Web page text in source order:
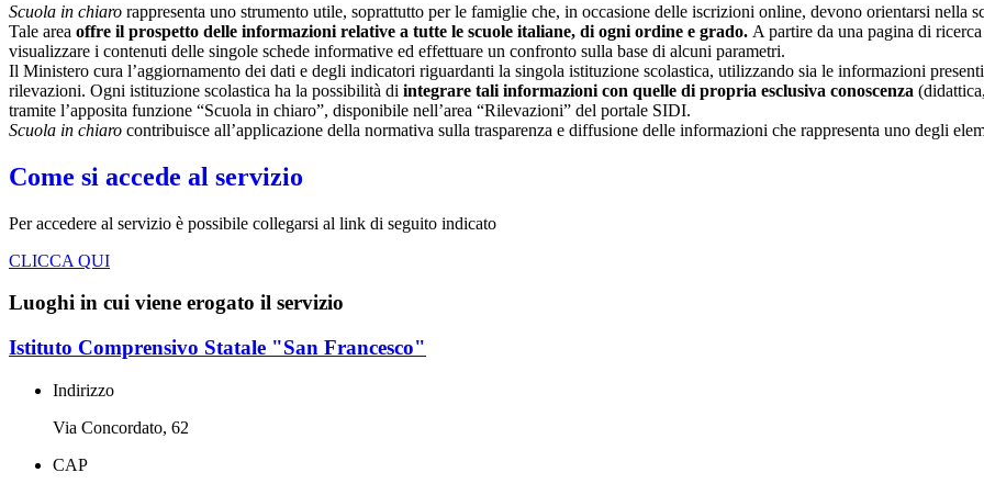
Scuola in chiaro rappresenta uno strumento utile, soprattutto per le famiglie che, in occasione delle iscrizioni online, devono orientarsi nella
Tale area offre il prospetto delle informazioni relative a tutte le scuole italiane, di ogni ordine e grado. A partire da una pagina di
visualizzare i contenuti delle singole schede informative ed effettuare un confronto sulla base di alcuni parametri.
Il Ministero cura l’aggiornamento dei dati e degli indicatori riguardanti la singola istituzione scolastica, utilizzando sia le informazioni
rilevazioni. Ogni istituzione scolastica ha la possibilità di integrare tali informazioni con quelle di propria esclusiva conoscenza
tramite l’apposita funzione “Scuola in chiaro”, disponibile nell’area “Rilevazioni” del portale SIDI.
Scuola in chiaro contribuisce all’applicazione della normativa sulla trasparenza e diffusione delle informazioni che rappresenta uno degli
Come si accede al servizio
Per accedere al servizio è possibile collegarsi al link di seguito indicato
CLICCA QUI
Luoghi in cui viene erogato il servizio
Istituto Comprensivo Statale "San Francesco"
Indirizzo
Via Concordato, 62
CAP